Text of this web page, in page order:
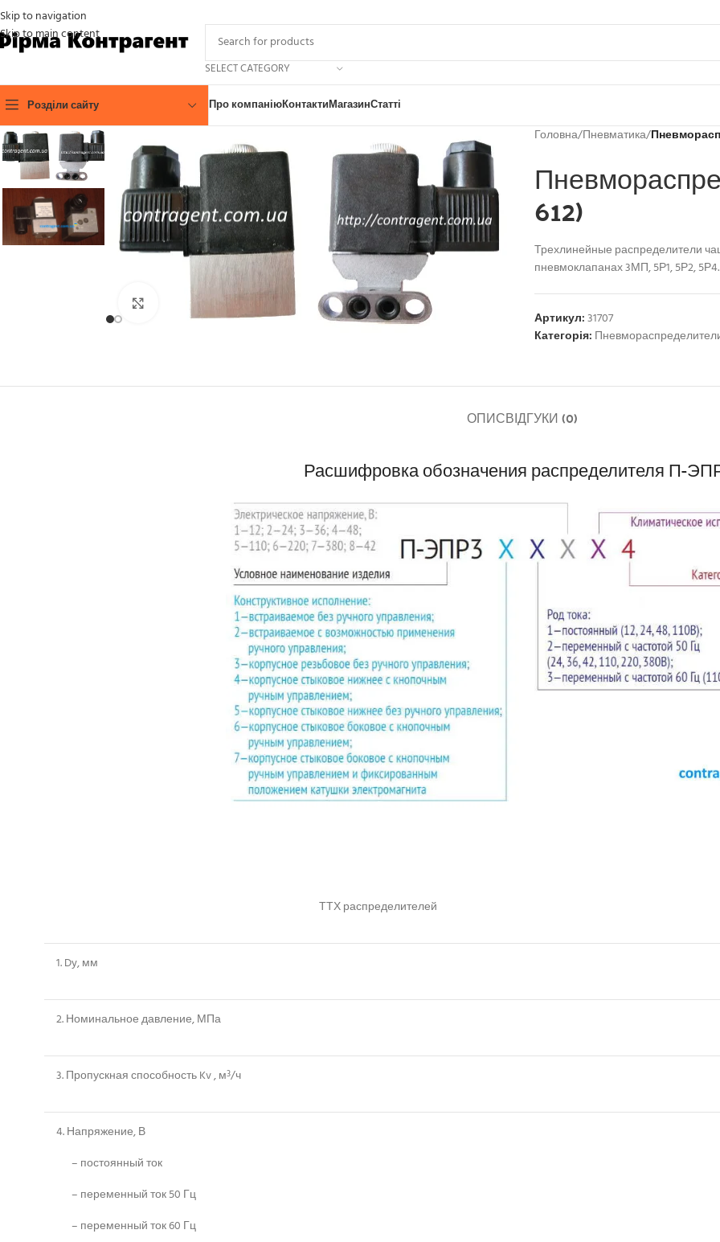
Skip to navigation
Skip to main content
SELECT CATEGORY
Розділи сайту Про компаніюКонтактиМагазинСтатті
Click to enlarge
Головна/Пневматика/
612)
Трехлинейные распределители
пневмоклапанах 3МП, 5Р1, 5Р2,
Артикул:31707
Категорія:
ОПИСВІДГУКИ (0)
Расшифровка обозначения распределителя П-
ТТХ распределителей
1. Dy, мм
2. Номинальное давление, МПа
3. Пропускная способность Kv , м3/ч
4. Напряжение, В
– постоянный ток
– переменный ток 50 Гц
– переменный ток 60 Гц